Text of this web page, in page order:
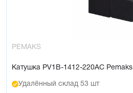
PEMAKS
Катушка PV1B-1412-220AC Pemaks
Удалённый склад 53 шт